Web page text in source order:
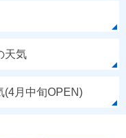
天気
(4月中旬OPEN)